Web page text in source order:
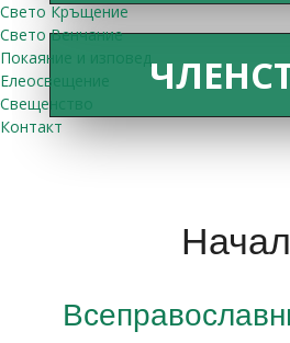
Свето Кръщение
Свето Венчание
Покаяние и изповед
Елеосвещение
Свещенство
Контакт